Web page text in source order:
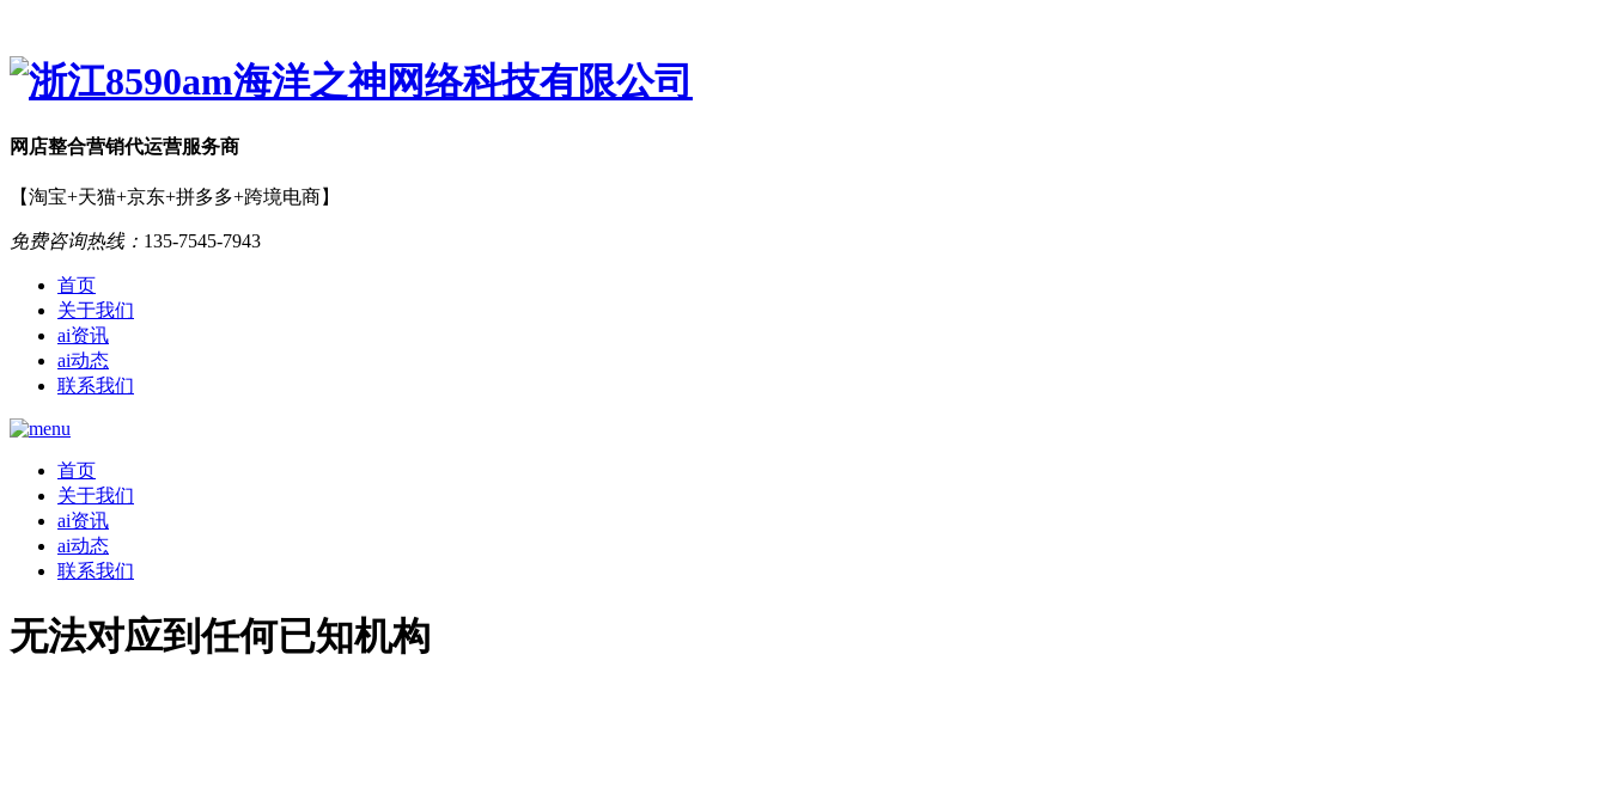
网店整合营销代运营服务商
【淘宝+天猫+京东+拼多多+跨境电商】
免费咨询热线： 135-7545-7943
首页
关于我们
ai资讯
ai动态
联系我们
首页
关于我们
ai资讯
ai动态
联系我们
无法对应到任何已知机构